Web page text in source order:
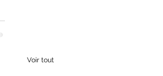
Voir tout